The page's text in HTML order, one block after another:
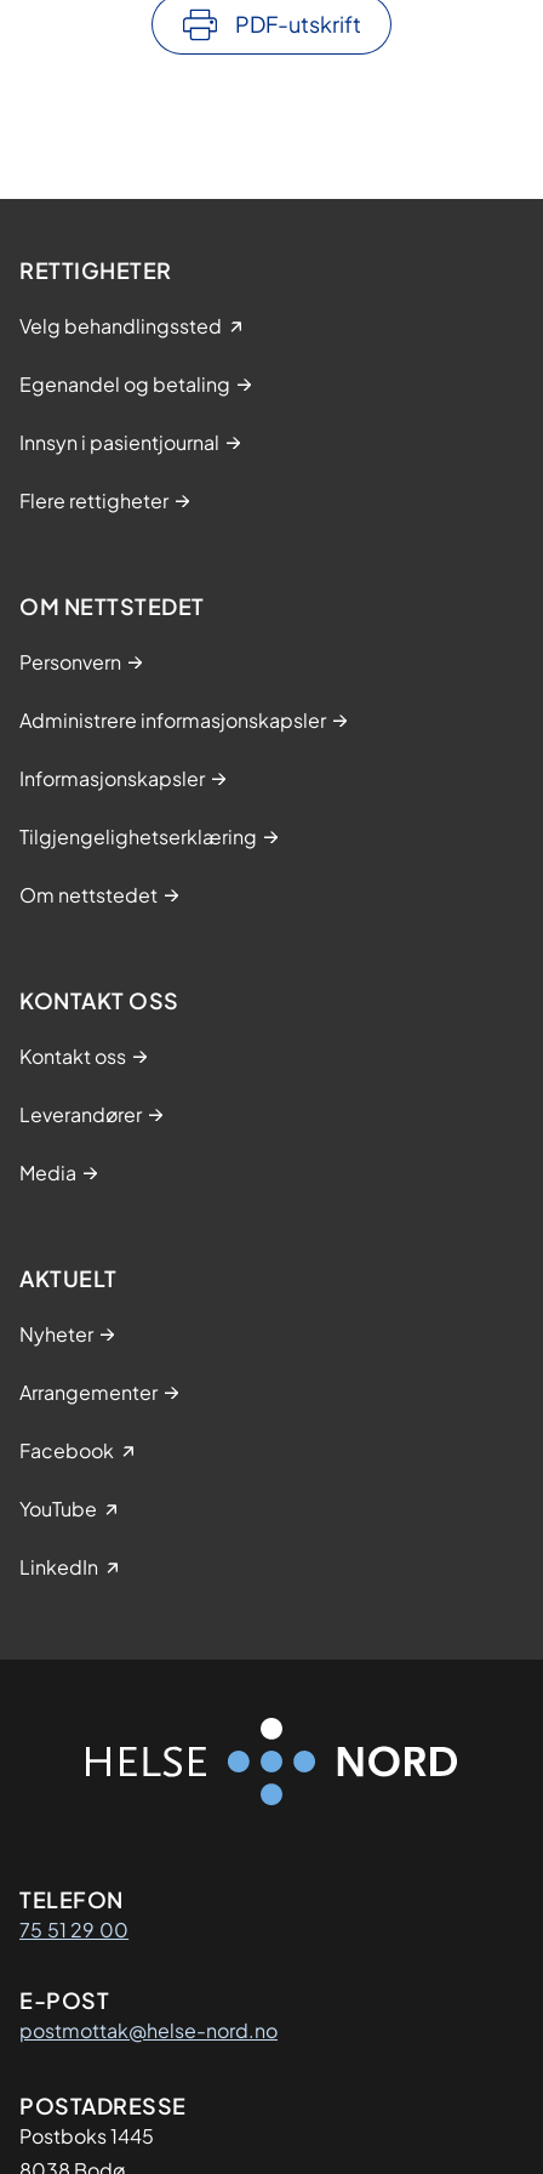
PDF-utskrift
RETTIGHETER
Velg behandlingssted
Egenandel og betaling
Innsyn i pasientjournal
Flere rettigheter
OM NETTSTEDET
Personvern
Administrere informasjonskapsler
Informasjonskapsler
Tilgjengelighetserklæring
Om nettstedet
KONTAKT OSS
Kontakt oss
Leverandører
Media
AKTUELT
Nyheter
Arrangementer
Facebook
YouTube
LinkedIn
Kontaktinformasjon
TELEFON
75 51 29 00
E-POST
postmottak@helse-nord.no
Adresse
POSTADRESSE
Postboks 1445